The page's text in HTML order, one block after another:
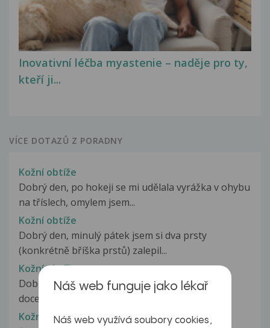
Inovativní léčba myastenie – naděje pro ty,
kteří ji...
VÍCE DOTAZŮ Z PORADNY
Kožní obtíže
Dobrý den, po hokeji se mi udělala vyrážka v ohybu
na tříslech, omylem jsem...
Kožní obtíže
Dobrý den, minulý pátek jsem si dva prsty
(konkrétně bříška prstů) zalepil...
Kožní obtíže
Dobrý den, občas se mi v trislech udělá tohle a
docela to pálí. Viz foto Děkuji...
Kožní obtíže
Náš web funguje jako lékař
Náš web využívá soubory cookies,